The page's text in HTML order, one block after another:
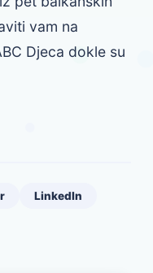
vam na
Djeca dokle su
LinkedIn